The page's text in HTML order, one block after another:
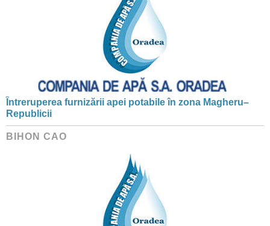
Întreruperea furnizării apei potabile în zona Magheru–
Republicii
BIHON CAO